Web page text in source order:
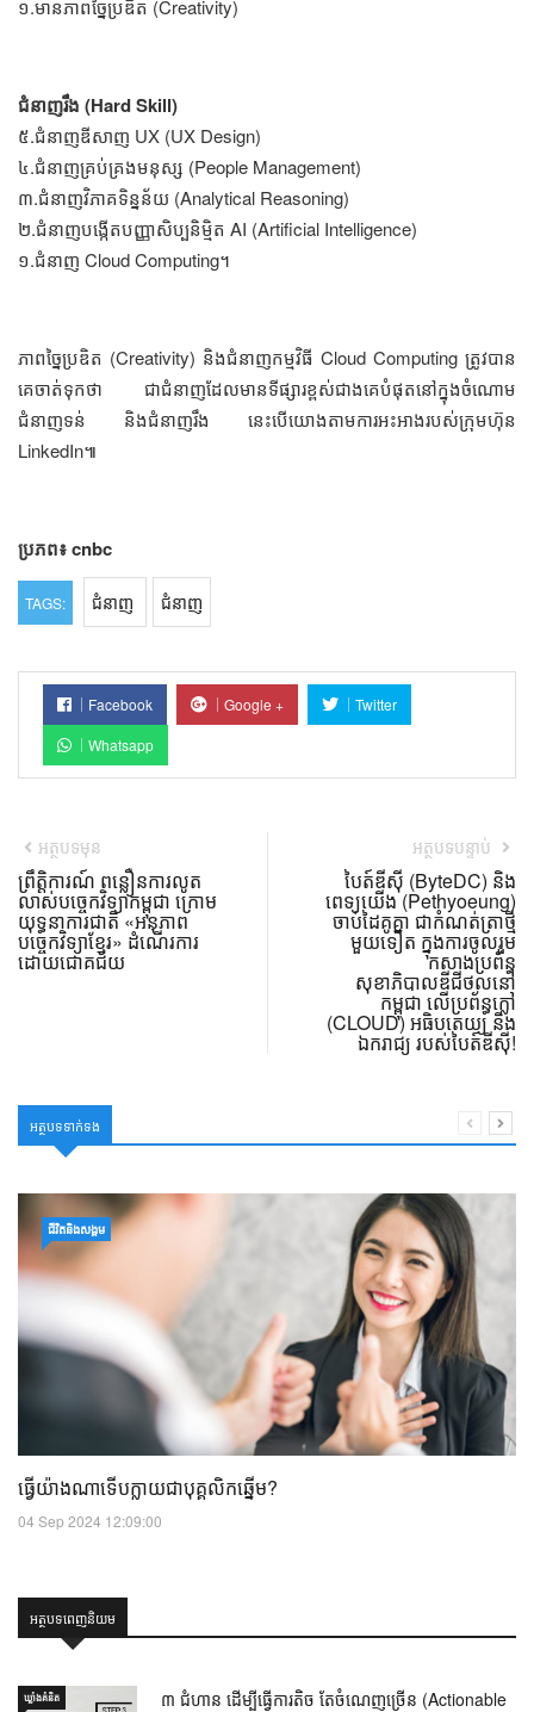
១.មាន​ភាព​ច្នៃប្រឌិត (Creativity)
ជំនាញ​រឹង (Hard Skill)
៥.ជំនាញ​ឌីសាញ UX (UX Design)
៤.ជំនាញ​គ្រប់គ្រង​មនុស្ស (People Management)
៣.ជំនាញ​វិភាគ​ទិន្នន័យ (Analytical Reasoning)
២.ជំនាញ​បង្កើត​បញ្ញា​សិប្បនិម្មិត AI (Artificial Intelligence)
​​១.ជំនាញ​ Cloud Computing។
ភាព​ច្នៃប្រឌិត (Creativity) និង​ជំនាញ​កម្មវិធី Cloud Computing ត្រូវ​បាន​
គេ​ចាត់​ទុក​ថា ជា​ជំនាញ​ដែល​មាន​ទីផ្សារ​ខ្ពស់​ជាងគេ​​បំផុត​នៅ​ក្នុង​ចំណោម​
ជំនាញ​ទន់ និង​ជំនាញ​រឹង នេះ​បើ​យោង​តាម​ការ​អះអាង​របស់​ក្រុមហ៊ុន
LinkedIn៕
ប្រភព៖ cnbc
TAGS: ជំនាញ ជំនាញ
Facebook Google +
Twitter
Whatsapp
អត្ថបទមុន
ព្រឹត្តិការណ៍ ពន្លឿនការលូត
លាស់បច្ចេកវិទ្យាកម្ពុជា ក្រោម
យុទ្ធនាការជាតិ «អនុភាព
បច្ចេកវិទ្យាខ្មែរ» ដំណើរការ
ដោយជោគជ័យ
អត្ថបទបន្ទាប់
បៃត៍ឌីស៊ី (ByteDC) និង
ពេទ្យយើង (Pethyoeung)
ចាប់ដៃគូគ្នា ជាកំណត់ត្រាថ្មី
មួយទៀត ក្នុងការចូលរួម
កសាងប្រព័ន្ធ
សុខាភិបាលឌីជីថល​នៅ
កម្ពុជា លើប្រព័ន្ធក្លៅ
(CLOUD) អធិបតេយ្យ និង
ឯករាជ្យ របស់បៃត៍ឌីស៊ី!
អត្ថបទទាក់ទង
ជីវិតនិងសង្គម
ធ្វើយ៉ាងណាទើបក្លាយជាបុគ្គលិកឆ្នើម?
04 Sep 2024 12:09:00
អត្ថបទពេញនិយម
ឃ្លាំង​គំនិត
៣ ជំហាន ដើម្បីធ្វើការតិច តែចំណេញច្រើន (Actionable